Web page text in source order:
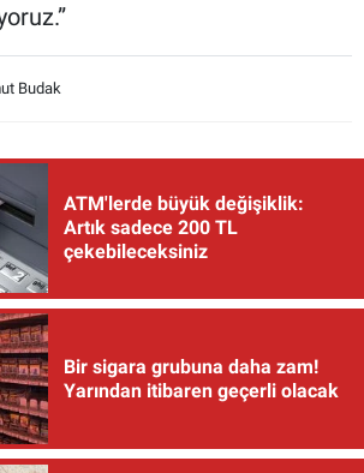
Budak
ATM'lerde büyük değişiklik:
Artık sadece 200 TL
çekebileceksiniz
Bir sigara grubuna daha zam!
Yarından itibaren geçerli olacak